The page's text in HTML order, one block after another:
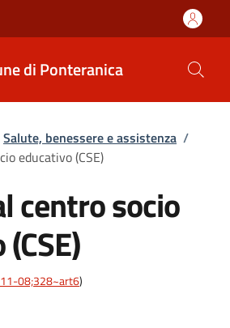
di Ponteranica
Salute, benessere e assistenza /
educativo (CSE)
centro socio
08;328~art6)